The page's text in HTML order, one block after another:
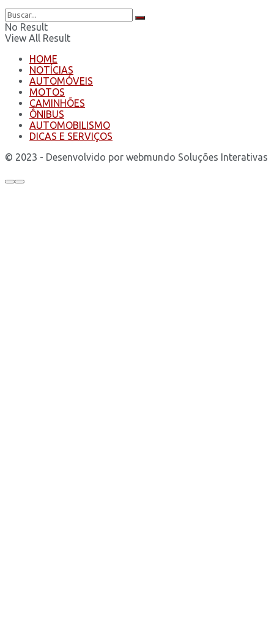
No Result
View All Result
HOME
NOTÍCIAS
AUTOMÓVEIS
MOTOS
CAMINHÕES
ÔNIBUS
AUTOMOBILISMO
DICAS E SERVIÇOS
© 2023 - Desenvolvido por webmundo Soluções Interativas